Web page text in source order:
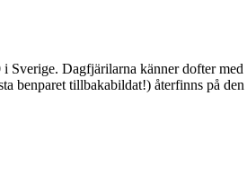
i Sverige. Dagfjärilarna känner dofter
benparet tillbakabildat!) återfinns på